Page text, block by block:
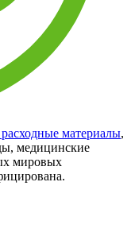
материалы,
медицинские
мировых